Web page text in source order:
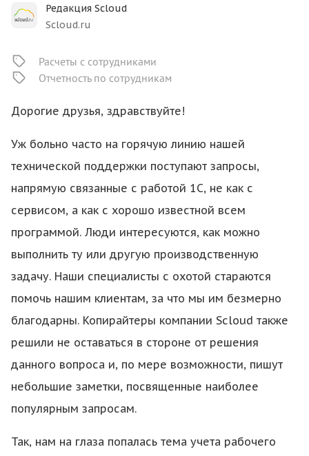
Редакция Scloud
Scloud.ru
Расчеты с сотрудниками
Отчетность по сотрудникам
Дорогие друзья, здравствуйте!
Уж больно часто на горячую линию нашей
технической поддержки поступают запросы,
напрямую связанные с работой 1С, не как с
сервисом, а как с хорошо известной всем
программой. Люди интересуются, как можно
выполнить ту или другую производственную
задачу. Наши специалисты с охотой стараются
помочь нашим клиентам, за что мы им безмерно
благодарны. Копирайтеры компании Scloud также
решили не оставаться в стороне от решения
данного вопроса и, по мере возможности, пишут
небольшие заметки, посвященные наиболее
популярным запросам.
Так, нам на глаза попалась тема учета рабочего